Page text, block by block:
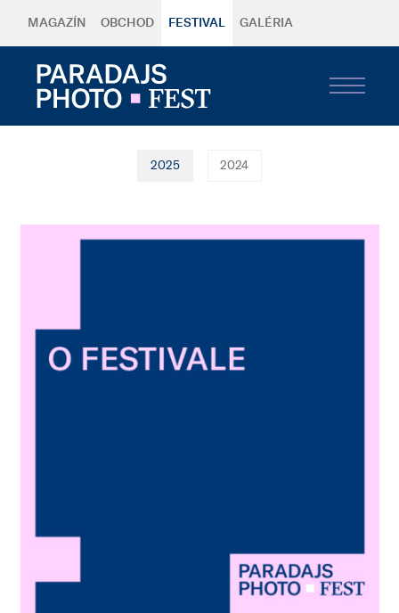
MAGAZÍN OBCHOD FESTIVAL GALÉRIA
2025 2024